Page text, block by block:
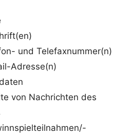
und Telefaxnummer(n)
Adresse(n)
von Nachrichten des